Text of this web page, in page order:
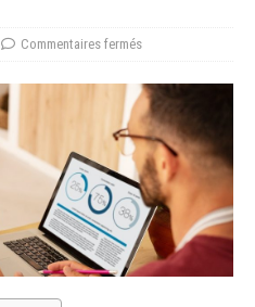
Commentaires fermés